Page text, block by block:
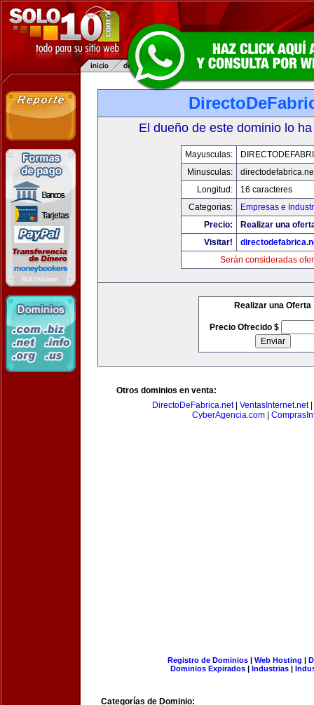
El dueño de este dominio lo
Mayusculas:
Minusculas:
Longitud:
16 caracteres
Categorias:
Empresas e
Precio:
Realizar una
Visitar!
Serán consideradas
Realizar una Oferta
Precio Ofrecido $
Otros dominios en venta:
DirectoDeFabrica.net| VentasInternet.net|
CyberAgencia.com
Registro de Dominios| Web Hosting |
Dominios Expirados | Industrias |
Categorías de Dominio: